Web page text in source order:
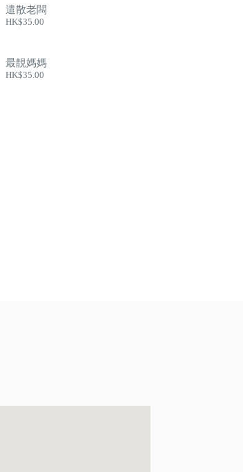
遣散老闆
HK$35.00
最靚媽媽
HK$35.00